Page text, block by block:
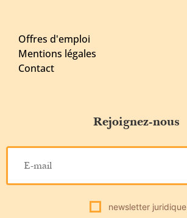
Offres d'emploi
Mentions légales
Contact
Rejoignez-nous
newsletter juridique